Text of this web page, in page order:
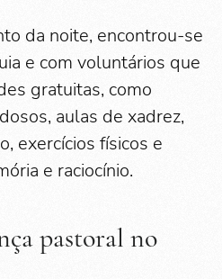
da noite, encontrou-se
e com voluntários que
gratuitas, como
aulas de xadrez,
exercícios físicos e
e raciocínio.
pastoral no